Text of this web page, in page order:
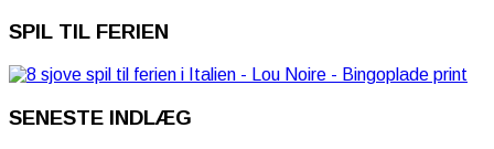
SPIL TIL FERIEN
SENESTE INDLÆG